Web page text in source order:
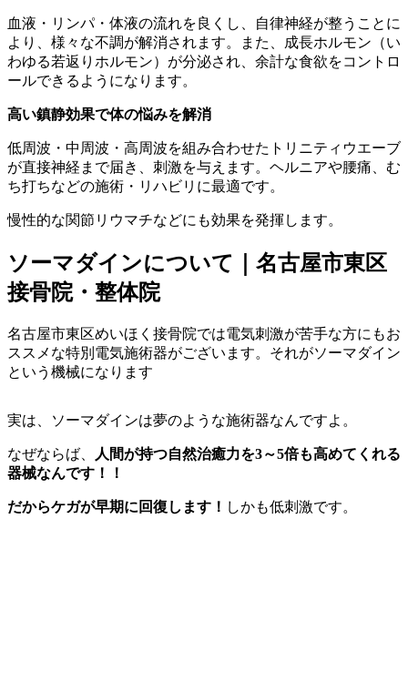
血液・リンパ・体液の流れを良くし、自律神経が整うことに
より、様々な不調が解消されます。また、成長ホルモン（い
わゆる若返りホルモン）が分泌され、余計な食欲をコントロ
ールできるようになります。
高い鎮静効果で体の悩みを解消
低周波・中周波・高周波を組み合わせたトリニティウエーブ
が直接神経まで届き、刺激を与えます。ヘルニアや腰痛、む
ち打ちなどの施術・リハビリに最適です。
慢性的な関節リウマチなどにも効果を発揮します。
ソーマダインについて｜名古屋市東区
接骨院・整体院
名古屋市東区めいほく接骨院では電気刺激が苦手な方にもお
ススメな特別電気施術器がございます。それがソーマダイン
という機械になります
実は、ソーマダインは夢のような施術器なんですよ。
なぜならば、
人間が持つ自然治癒力を3～5倍も高めてくれる
器械なんです！！
だからケガが早期に回復します！ しかも低刺激です。